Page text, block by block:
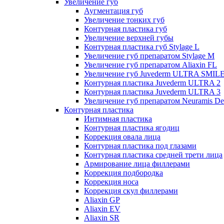
Увеличение губ
Аугментация губ
Увеличение тонких губ
Контурная пластика губ
Увеличение верхней губы
Контурная пластика губ Stylage L
Увеличение губ препаратом Stylage M
Увеличение губ препаратом Aliaxin FL
Увеличение губ Juvederm ULTRA
Контурная пластика Juvederm ULTRA 2
Контурная пластика Juvederm ULTRA 3
Увеличение губ препаратом Neuramis
Контурная пластика
Интимная пластика
Контурная пластика ягодиц
Коррекция овала лица
Контурная пластика под глазами
Контурная пластика средней трети лица
Армирование лица филлерами
Коррекция подбородка
Коррекция носа
Коррекция скул филлерами
Aliaxin GP
Aliaxin EV
Aliaxin SR